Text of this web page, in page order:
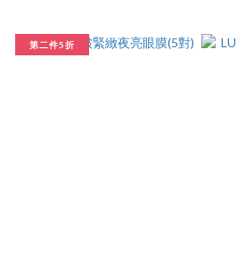
第二件5折